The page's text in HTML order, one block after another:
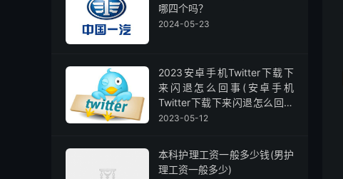
哪四个吗？
2024-05-23
2023安卓手机Twitter下载下
来闪退怎么回事(安卓手机
Twitter下载下来闪退怎么回事
儿 )
2023-05-12
本科护理工资一般多少钱(男护
理工资一般多少)